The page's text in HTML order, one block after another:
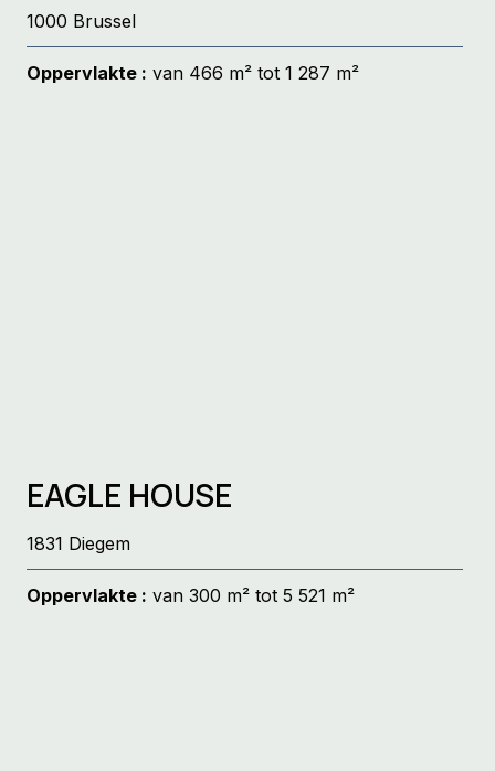
1000 Brussel
Oppervlakte : van 466 m² tot 1 287 m²
EAGLE HOUSE
1831 Diegem
Oppervlakte : van 300 m² tot 5 521 m²